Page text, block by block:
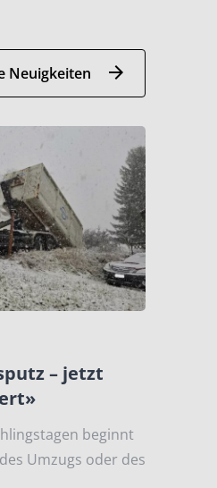
Neuigkeiten
– jetzt
beginnt
Umzugs oder des